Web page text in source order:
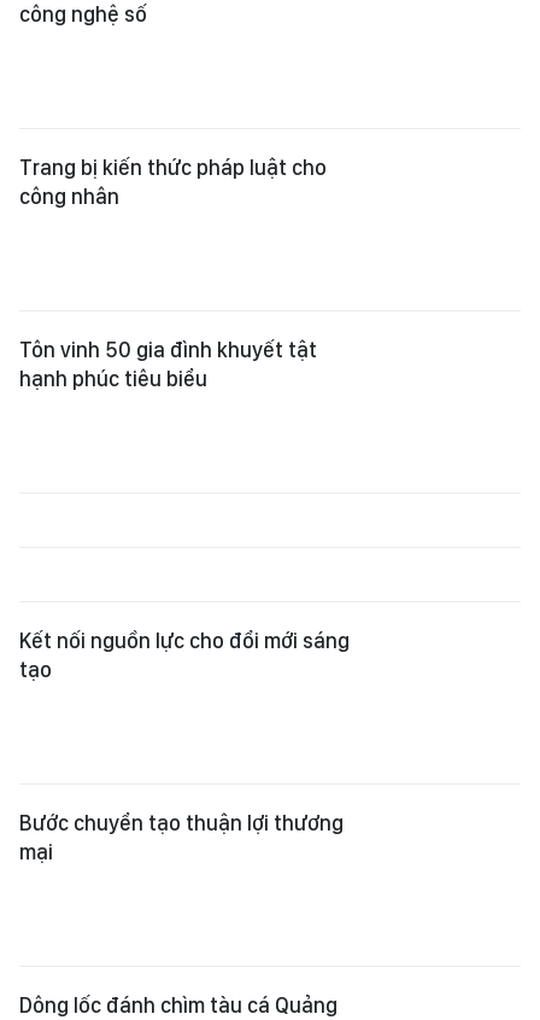
công nghệ số
Trang bị kiến thức pháp luật cho
công nhân
Tôn vinh 50 gia đình khuyết tật
hạnh phúc tiêu biểu
Kết nối nguồn lực cho đổi mới sáng
tạo
Bước chuyển tạo thuận lợi thương
mại
Dông lốc đánh chìm tàu cá Quảng